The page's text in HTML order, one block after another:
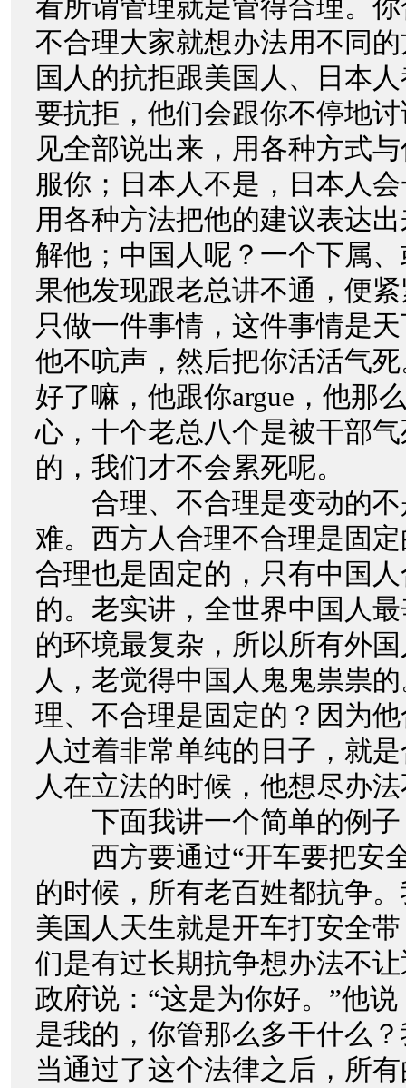
看所谓管理就是管得合理。
不合理大家就想办法用不同
国人的抗拒跟美国人、日本
要抗拒，他们会跟你不停地
见全部说出来，用各种方式
服你；日本人不是，日本人
用各种方法把他的建议表达
解他；中国人呢？一个下属
果他发现跟老总讲不通，便
只做一件事情，这件事情是
他不吭声，然后把你活活气
好了嘛，他跟你argue，他那
心，十个老总八个是被干部
的，我们才不会累死呢。
合理、不合理是变动的不
难。西方人合理不合理是固
合理也是固定的，只有中国
的。老实讲，全世界中国人
的环境最复杂，所以所有外
人，老觉得中国人鬼鬼祟祟
理、不合理是固定的？因为
人过着非常单纯的日子，就
人在立法的时候，他想尽办
下面我讲一个简单的例子
西方要通过“开车要把安
的时候，所有老百姓都抗争
美国人天生就是开车打安全
们是有过长期抗争想办法不
政府说：“这是为你好。”他
是我的，你管那么多干什么
当通过了这个法律之后，所